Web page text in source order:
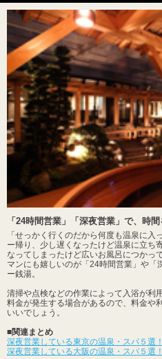
「24時間営業」「深夜営業」で、時
「せっかく行くのだから何度も温泉に
ー帰り、少し遅くなったけど温泉に立ち
なってしまったけど広いお風呂につかっ
マンにも嬉しいのが「24時間営業」や
ー銭湯。
清掃や点検などの作業によって入浴が利
料金が発生する場合があるので、料金や
いいでしょう。
■関連まとめ
深夜営業している東京の温泉・スパ５選！
深夜営業している大阪の温泉・スパ５選！